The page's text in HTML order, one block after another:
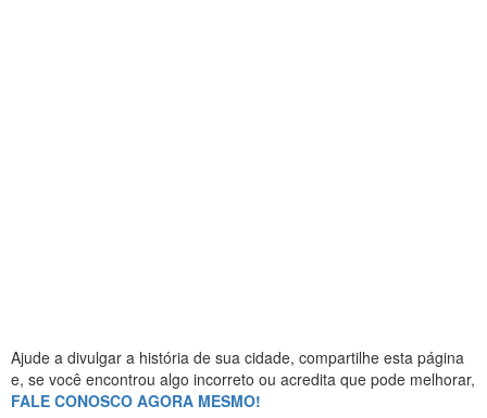
Ajude a divulgar a história de sua cidade, compartilhe esta página
e, se você encontrou algo incorreto ou acredita que pode melhorar,
FALE CONOSCO AGORA MESMO!